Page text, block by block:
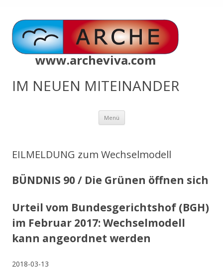
www.archeviva.com
IM NEUEN MITEINANDER
Menü Zum
springen
EILMELDUNG zum Wechselmodell
BÜNDNIS 90 / Die Grünen öffnen sich
Urteil vom Bundesgerichtshof (BGH)
im Februar 2017: Wechselmodell
kann angeordnet werden
2018-03-13